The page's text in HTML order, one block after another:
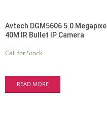
Avtech DGM5606 5.0 Megapixel
40M IR Bullet IP Camera
Call for Stock
READ MORE